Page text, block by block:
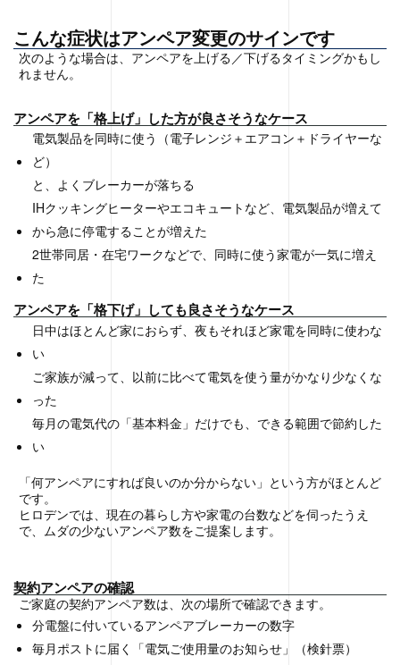
こんな症状はアンペア変更のサインです
次のような場合は、アンペアを上げる／下げるタイミングかもし
れません。
アンペアを「格上げ」した方が良さそうなケース
電気製品を同時に使う（電子レンジ＋エアコン＋ドライヤーな
ど）
と、よくブレーカーが落ちる
IHクッキングヒーターやエコキュートなど、電気製品が増えて
から急に停電することが増えた
2世帯同居・在宅ワークなどで、同時に使う家電が一気に増え
た
アンペアを「格下げ」しても良さそうなケース
日中はほとんど家におらず、夜もそれほど家電を同時に使わな
い
ご家族が減って、以前に比べて電気を使う量がかなり少なくな
った
毎月の電気代の「基本料金」だけでも、できる範囲で節約した
い
「何アンペアにすれば良いのか分からない」という方がほとんど
です。
ヒロデンでは、現在の暮らし方や家電の台数などを伺ったうえ
で、ムダの少ないアンペア数をご提案します。
契約アンペアの確認
ご家庭の契約アンペア数は、次の場所で確認できます。
分電盤に付いているアンペアブレーカーの数字
毎月ポストに届く「電気ご使用量のお知らせ」（検針票）